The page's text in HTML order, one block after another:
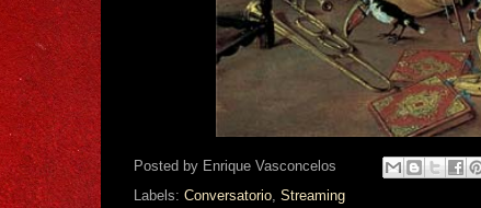
Posted by Enrique Vasconcelos
Labels: Conversatorio, Streaming